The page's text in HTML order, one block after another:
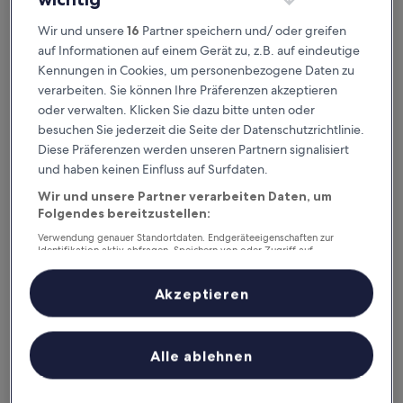
Plaza Inn
Plaza Inn
2.5-
Sterne-
Unterkunft
2 km von Firestone Station entfernt
6.8
von
10,
(163
6,8/10 (163 Bewertungen)
Der
72 €
inkl. Steuern & Gebühren
Santa Fe Inn Los Angeles
Wir und unsere16 Partner speichern und/ oder greifen
auf Informationen auf einem Gerät zu, z.B. auf eindeutige
Kennungen in Cookies, um personenbezogene Daten zu
verarbeiten. Sie können Ihre Präferenzen akzeptieren
oder verwalten. Klicken Sie dazu bitte unten oder
besuchen Sie jederzeit die Seite der Datenschutzrichtlinie.
Diese Präferenzen werden unseren Partnern signalisiert
und haben keinen Einfluss auf Surfdaten.
Wir und unsere Partner verarbeiten Daten, um
Folgendes bereitzustellen:
Verwendung genauer Standortdaten. Endgeräteeigenschaften zur
Identifikation aktiv abfragen. Speichern von oder Zugriff auf
Inhalte, Messung von Werbeleistung und der Performance von Inhalten,
Zielgruppenforschung sowie Entwicklung und Verbesserung von
Liste der Partner (Lieferanten)
Alle ablehnen
Akzeptieren